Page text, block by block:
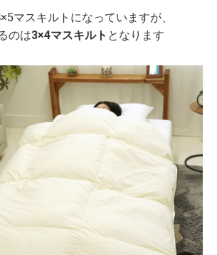
マスキルトになっていますが、
のは3×4マスキルト となります